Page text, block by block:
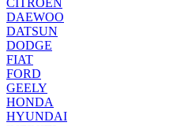
CITROEN
DAEWOO
DATSUN
DODGE
FIAT
FORD
GEELY
HONDA
HYUNDAI